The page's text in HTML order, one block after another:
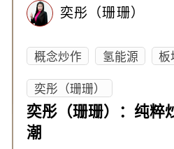
奕彤（珊珊）
概念炒作 氢能源 板
奕彤（珊珊）
奕彤（珊珊）：纯粹
潮